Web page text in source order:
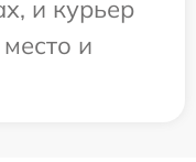
и курьер
и